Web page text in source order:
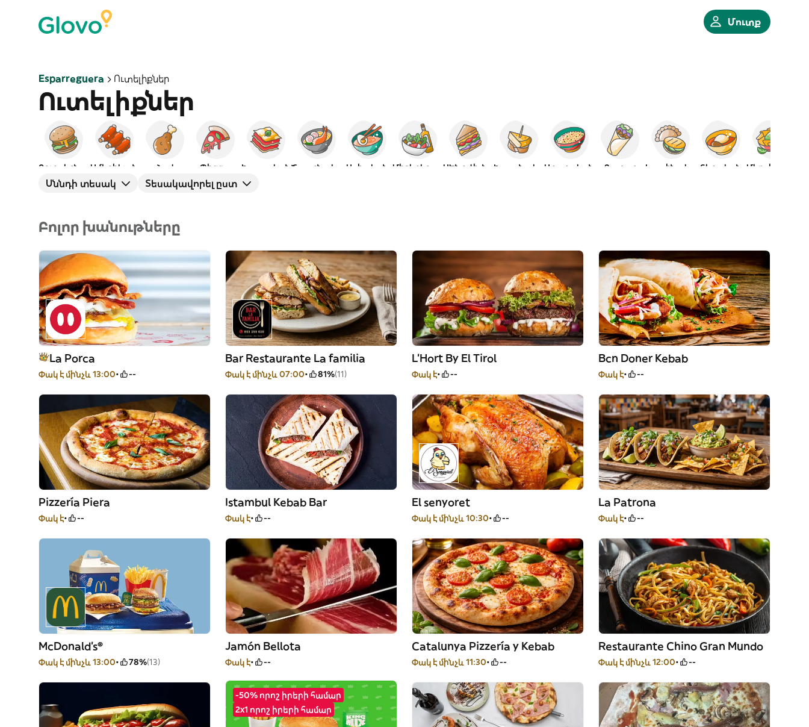
Մուտք
Esparreguera Ուտելիքներ
Ուտելիքներ
Ամերիկյան Հավ Պիցցա Իտալական Ասիական Արաբական Քյաբաբ Տեղական
Սննդի տեսակ Տեսակավորել ըստ
Բոլոր խանութները
La Porca
Փակ է մինչև 13:00 --
Bar Restaurante La familia
Փակ է մինչև 07:00 81%(11)
L'Hort By El Tirol
Փակ է --
Bcn Doner Kebab
Փակ է --
Pizzería Piera
Փակ է --
Istambul Kebab Bar
Փակ է --
El senyoret
Փակ է մինչև 10:30 --
La Patrona
Փակ է --
McDonald's®
Փակ է մինչև 13:00 78%(13)
Jamón Bellota
Փակ է --
Catalunya Pizzería y Kebab
Փակ է մինչև 11:30 --
Restaurante Chino Gran Mundo
Փակ է մինչև 12:00 --
-50% որոշ իրերի համար
2x1 որոշ իրերի համար